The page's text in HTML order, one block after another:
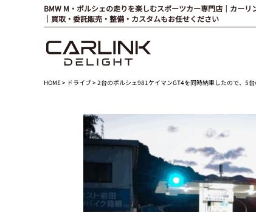
BMW M・ポルシェの走りを楽しむスポーツカー専門店｜カーリ
｜買取・委託販売・整備・カスタムもお任せください
HOME> ドライブ> 2台のポルシェ981ケイマンGT4を同時納車したので、5